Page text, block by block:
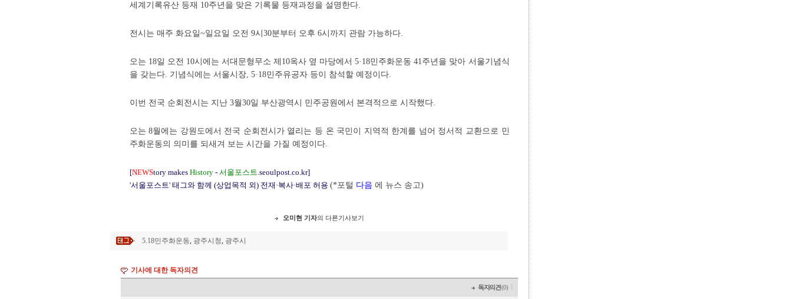
세계기록유산 등재 10주년을 맞은 기록물 등재과정을 설명한다.
전시는 매주 화요일~일요일 오전 9시30분부터 오후 6시까지 관람 가능하다.
오는 18일 오전 10시에는 서대문형무소 제10옥사 옆 마당에서 5·18민주화운동 41주년을 맞아 서울기념식
을 갖는다. 기념식에는 서울시장, 5·18민주유공자 등이 참석할 예정이다.
이번 전국 순회전시는 지난 3월30일 부산광역시 민주공원에서 본격적으로 시작했다.
오는 8월에는 강원도에서 전국 순회전시가 열리는 등 온 국민이 지역적 한계를 넘어 정서적 교환으로 민
주화운동의 의미를 되새겨 보는 시간을 가질 예정이다.
[NEWStory makes History- 서울포스트.seoulpost.co.kr]
'서울포스트' 태그와 함께 (상업목적 외) 전재·복사·배포 허용 (*포털 다음 에 뉴스 송고)
오미현 기자의 다른기사보기
5.18민주화운동, 광주시청, 광주시
기사에 대한 독자의견
독자의견(0)